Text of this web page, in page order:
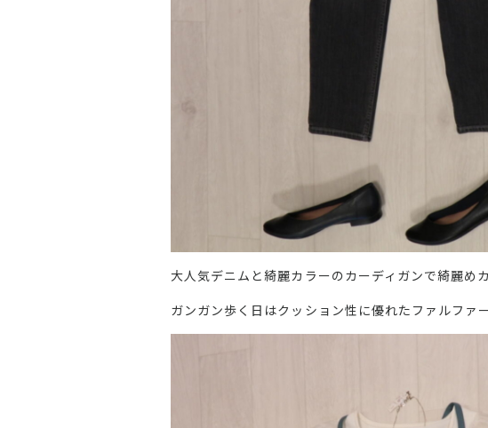
大人気デニムと綺麗カラーのカーディガンで綺麗めカ
ガンガン歩く日はクッション性に優れたファルファ